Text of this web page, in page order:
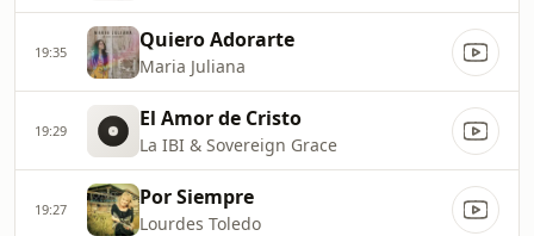
19:35 Quiero Adorarte
Maria Juliana
19:29 El Amor de Cristo
La IBI & Sovereign Grace
19:27 Por Siempre
Lourdes Toledo